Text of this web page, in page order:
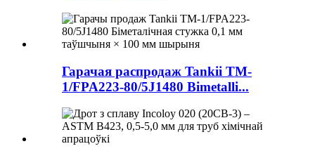
Гарачая распродаж Tankii TM-
1/FPA223-80/5J1480 Bimetalli...